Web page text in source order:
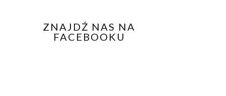
ZNAJDŹ NAS NA
FACEBOOKU